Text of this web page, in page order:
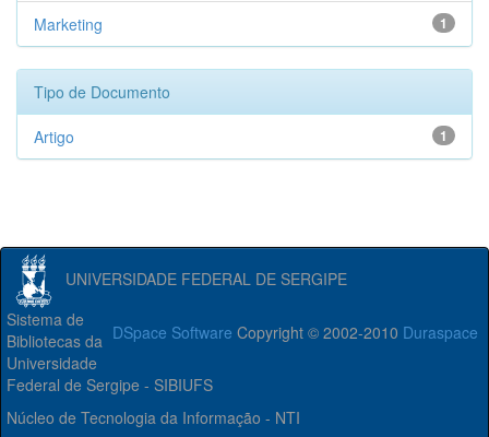
1
Marketing
Tipo de Documento
1
Artigo
UNIVERSIDADE FEDERAL DE SERGIPE
DSpace Software Copyright © 2002-2010 Duraspace
Sistema de
Bibliotecas da
Universidade
Federal de Sergipe - SIBIUFS
Núcleo de Tecnologia da Informação - NTI